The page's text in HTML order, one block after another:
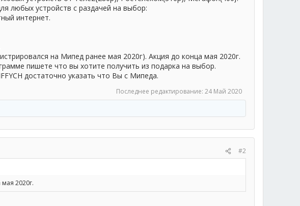
любых устройств с раздачей на выбор:
интернет.
на Мипед ранее мая 2020г). Акция до конца мая 2020г.
пишете что вы хотите получить из подарка на выбор.
достаточно указать что Вы с Мипеда.
Последнее редактирование: 24 Май 2020
#2
2020г.